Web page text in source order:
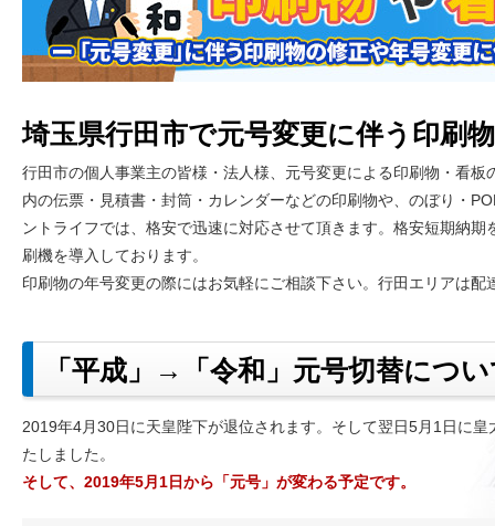
埼玉県行田市で元号変更に伴う印刷
行田市の個人事業主の皆様・法人様、元号変更による印刷物・看
内の伝票・見積書・封筒・カレンダーなどの印刷物や、のぼり・
ントライフでは、格安で迅速に対応させて頂きます。格安短期納
刷機を導入しております。
印刷物の年号変更の際にはお気軽にご相談下さい。行田エリアは配
「平成」→「令和」元号切替につ
2019年4月30日に天皇陛下が退位されます。そして翌日5月1日に
たしました。
そして、2019年5月1日から「元号」が変わる予定です。